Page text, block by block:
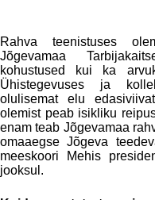
Rahva teenistuses
Jõgevamaa
kohustused kui ka
Ühistegevuses ja
olulisemat elu
olemist peab isikliku
enam teab Jõgevamaa
omaaegse Jõgeva
meeskoori Mehis
jooksul.